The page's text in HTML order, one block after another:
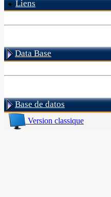
Liens
Data Base
Base de datos
Version classique